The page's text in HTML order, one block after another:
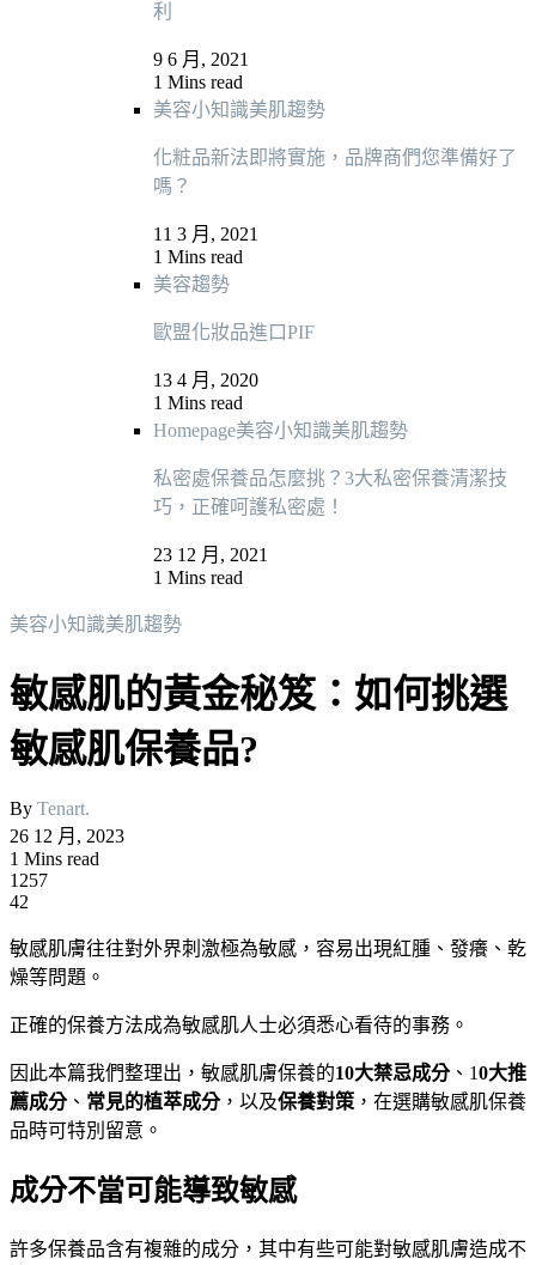
利
9 6 月, 2021
1 Mins read
美容小知識美肌趨勢
化粧品新法即將實施，品牌商們您準備好了
嗎？
11 3 月, 2021
1 Mins read
美容趨勢
歐盟化妝品進口PIF
13 4 月, 2020
1 Mins read
Homepage美容小知識美肌趨勢
私密處保養品怎麼挑？3大私密保養清潔技
巧，正確呵護私密處！
23 12 月, 2021
1 Mins read
美容小知識美肌趨勢
敏感肌的黃金秘笈：如何挑選
敏感肌保養品?
By Tenart.
26 12 月, 2023
1 Mins read
1257
42
敏感肌膚往往對外界刺激極為敏感，容易出現紅腫、發癢、乾
燥等問題。
正確的保養方法成為敏感肌人士必須悉心看待的事務。
因此本篇我們整理出，敏感肌膚保養的10大禁忌成分、10大推
薦成分、 常見的植萃成分，以及保養對策 ，在選購敏感肌保養
品時可特別留意。
成分不當可能導致敏感
許多保養品含有複雜的成分，其中有些可能對敏感肌膚造成不